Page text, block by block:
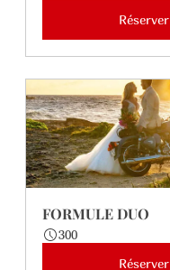
Réserver
FORMULE DUO
300
Réserver